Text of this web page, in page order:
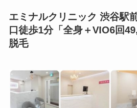
エミナルクリニック 渋谷駅
口徒歩1分「全身＋VIO6回
脱毛